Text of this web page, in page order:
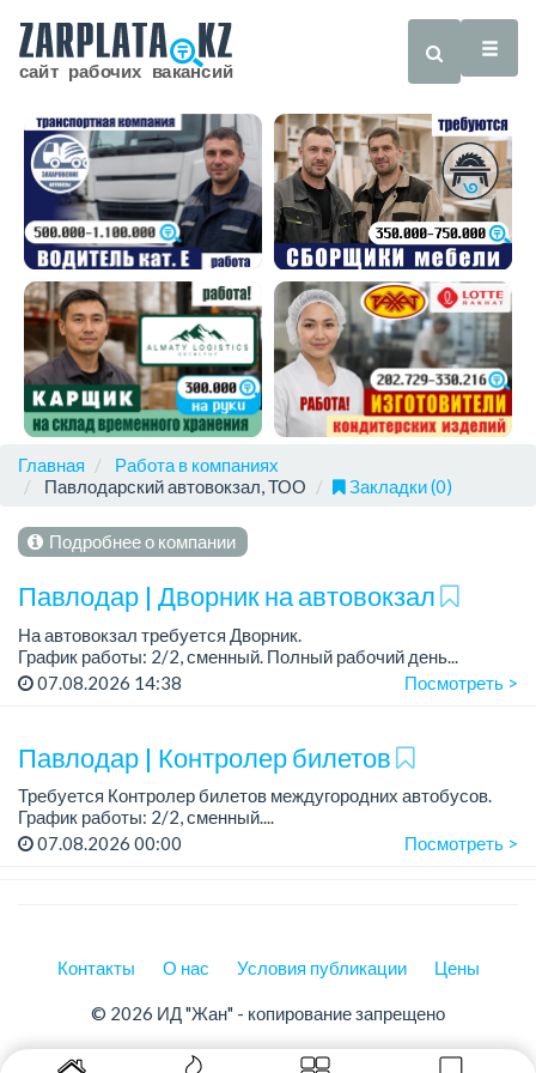
Главная
Работа в компаниях
Павлодарский автовокзал, ТОО
Закладки (0)
Подробнее о компании
Павлодар | Дворник на автовокзал
На автовокзал требуется Дворник.
График работы: 2/2, сменный. Полный рабочий день...
07.08.2026 14:38
Посмотреть >
Павлодар | Контролер билетов
Требуется Контролер билетов междугородних автобусов.
График работы: 2/2, сменный....
07.08.2026 00:00
Посмотреть >
Контакты О нас Условия публикации Цены
© 2026 ИД "Жан" - копирование запрещено